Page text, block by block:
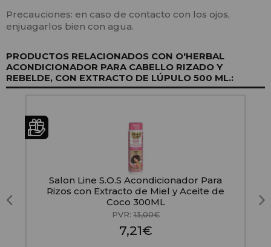
Precauciones: en caso de contacto con los ojos,
enjuagarlos bien con agua.
PRODUCTOS RELACIONADOS CON O'HERBAL
ACONDICIONADOR PARA CABELLO RIZADO Y
REBELDE, CON EXTRACTO DE LÚPULO 500 ML.:
Salon Line S.O.S Acondicionador Para
Rizos con Extracto de Miel y Aceite de
Coco 300ML
PVR:13,00€
7,21€